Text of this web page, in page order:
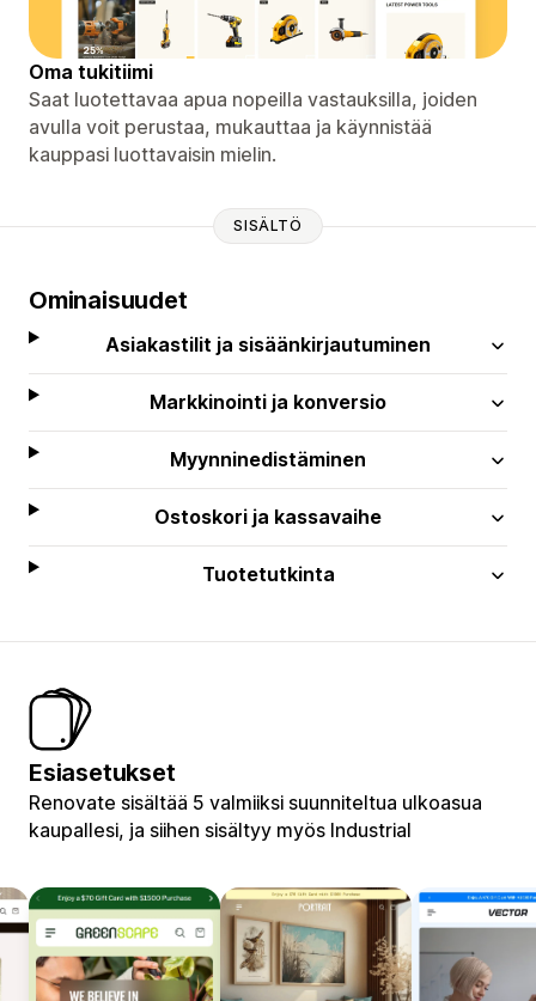
Oma tukitiimi
Saat luotettavaa apua nopeilla vastauksilla, joiden
avulla voit perustaa, mukauttaa ja käynnistää
kauppasi luottavaisin mielin.
SISÄLTÖ
Ominaisuudet
Asiakastilit ja sisäänkirjautuminen
Markkinointi ja konversio
Myynninedistäminen
Ostoskori ja kassavaihe
Tuotetutkinta
Esiasetukset
Renovate sisältää 5 valmiiksi suunniteltua ulkoasua
kaupallesi, ja siihen sisältyy myös Industrial